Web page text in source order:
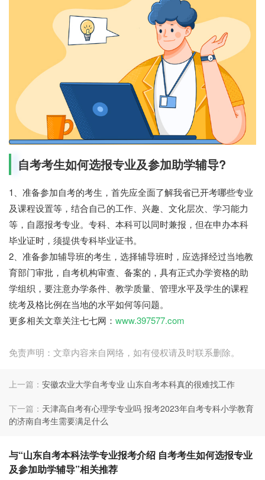
自考考生如何选报专业及参加助学辅导?
1、准备参加自考的考生，首先应全面了解我省已开考哪些专业
及课程设置等，结合自己的工作、兴趣、文化层次、学习能力
等，自愿报考专业。专科、本科可以同时兼报，但在申办本科
毕业证时，须提供专科毕业证书。
2、准备参加辅导班的考生，选择辅导班时，应选择经过当地教
育部门审批，自考机构审查、备案的，具有正式办学资格的助
学组织，要注意办学条件、教学质量、管理水平及学生的课程
统考及格比例在当地的水平如何等问题。
更多相关文章关注七七网： www.397577.com
免责声明：文章内容来自网络，如有侵权请及时联系删除。
上一篇： 安徽农业大学自考专业 山东自考本科真的很难找工作
下一篇： 天津高自考有心理学专业吗 报考2023年自考专科小学教育
的济南自考生需要满足什么
与“山东自考本科法学专业报考介绍 自考考生如何选报专业
及参加助学辅导”相关推荐